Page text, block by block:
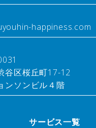
happiness.com
谷区桜丘町17-12
ンソンビル４階
サービス一覧